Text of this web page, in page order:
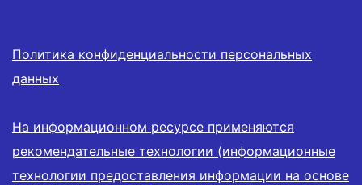
Политика конфиденциальности персональных
данных
На информационном ресурсе применяются
рекомендательные технологии (информационные
технологии предоставления информации на основе